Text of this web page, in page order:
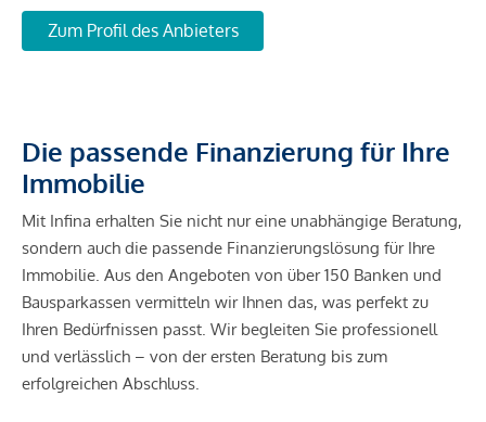
Zum Profil des Anbieters
Die passende Finanzierung für Ihre
Immobilie
Mit Infina erhalten Sie nicht nur eine unabhängige Beratung,
sondern auch die passende Finanzierungslösung für Ihre
Immobilie. Aus den Angeboten von über 150 Banken und
Bausparkassen vermitteln wir Ihnen das, was perfekt zu
Ihren Bedürfnissen passt. Wir begleiten Sie professionell
und verlässlich – von der ersten Beratung bis zum
erfolgreichen Abschluss.